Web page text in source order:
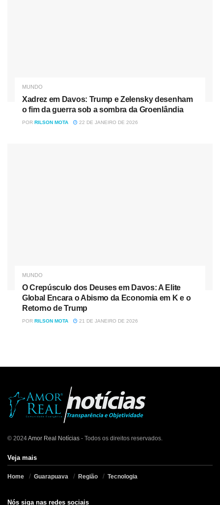
MUNDO
Xadrez em Davos: Trump e Zelensky desenham
o fim da guerra sob a sombra da Groenlândia
POR RILSON MOTA 22 DE JANEIRO DE 2026
MUNDO
O Crepúsculo dos Deuses em Davos: A Elite
Global Encara o Abismo da Economia em K e o
Retorno de Trump
POR RILSON MOTA 21 DE JANEIRO DE 2026
© 2024Amor Real Notícias - Todos os direitos reservados.
Veja mais
Home Guarapuava Região Tecnologia
Nós siga nas redes sociais